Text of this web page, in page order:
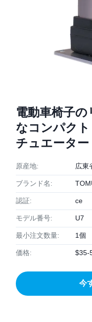
電動車椅子
なコンパク
チュエーター
原産地: 広東
ブランド名:
認証: ce
モデル番号: U7
最小注文数量: 1個
価格: $35-
今